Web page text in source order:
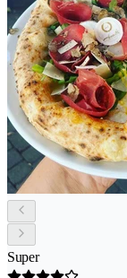
Super